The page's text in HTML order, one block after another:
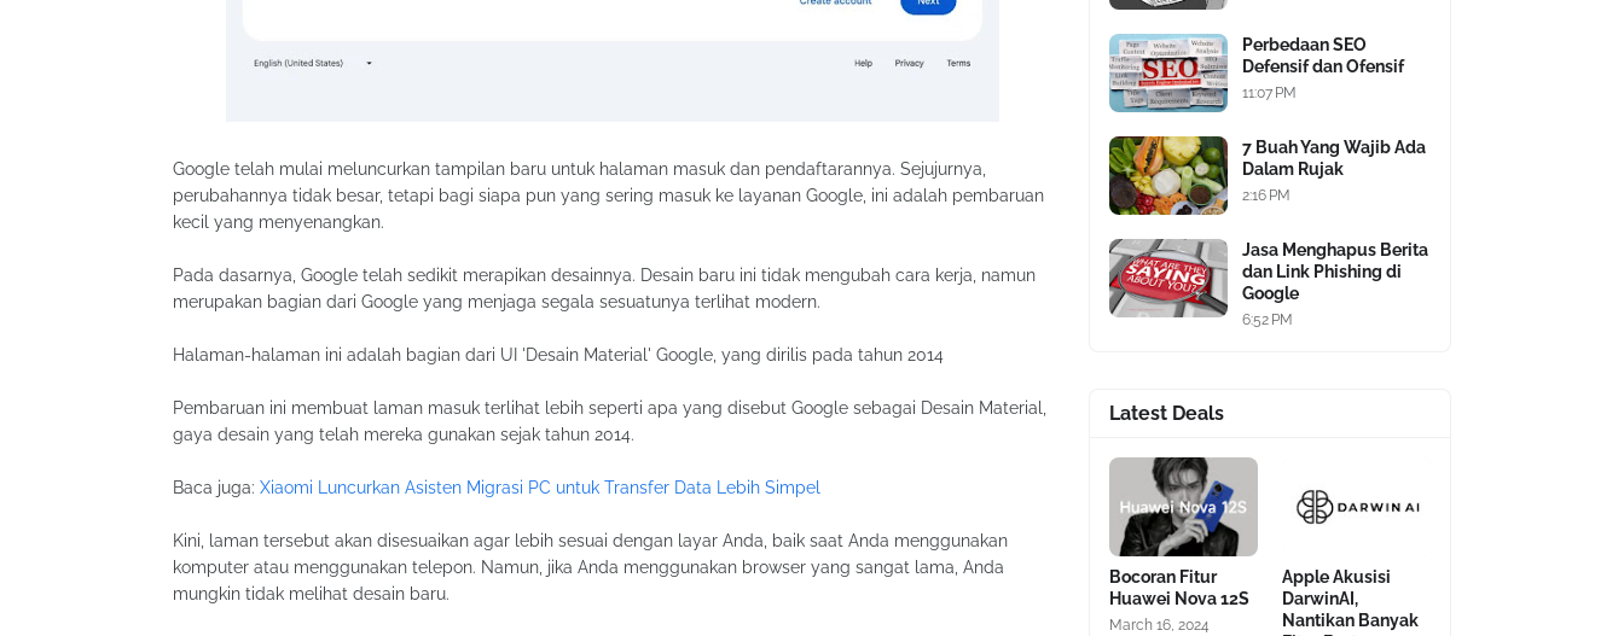
Google telah mulai meluncurkan tampilan baru untuk halaman masuk dan pendaftarannya. Sejujurnya,
perubahannya tidak besar, tetapi bagi siapa pun yang sering masuk ke layanan Google, ini adalah pembaruan
kecil yang menyenangkan.
Pada dasarnya, Google telah sedikit merapikan desainnya. Desain baru ini tidak mengubah cara kerja, namun
merupakan bagian dari Google yang menjaga segala sesuatunya terlihat modern.
Halaman-halaman ini adalah bagian dari UI 'Desain Material' Google, yang dirilis pada tahun 2014
Pembaruan ini membuat laman masuk terlihat lebih seperti apa yang disebut Google sebagai Desain Material,
gaya desain yang telah mereka gunakan sejak tahun 2014.
Baca juga: Xiaomi Luncurkan Asisten Migrasi PC untuk Transfer Data Lebih Simpel
Kini, laman tersebut akan disesuaikan agar lebih sesuai dengan layar Anda, baik saat Anda menggunakan
komputer atau menggunakan telepon. Namun, jika Anda menggunakan browser yang sangat lama, Anda
mungkin tidak melihat desain baru.
Perbedaan SEO
Defensif dan Ofensif
11:07 PM
7 Buah Yang Wajib Ada
Dalam Rujak
2:16 PM
Jasa Menghapus Berita
dan Link Phishing di
Google
6:52 PM
Latest Deals
Bocoran Fitur
Huawei Nova 12S
March 16, 2024
Apple Akusisi
DarwinAI,
Nantikan Banyak